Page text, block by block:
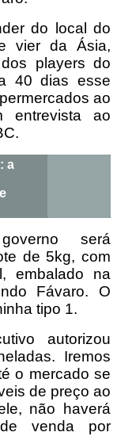
do local do
vier da Ásia,
players do
40 dias esse
ao
entrevista ao
a
será
de 5kg, com
embalado na
Fávaro. O
tipo 1.
autorizou
Iremos
o mercado se
de preço ao
não haverá
venda por